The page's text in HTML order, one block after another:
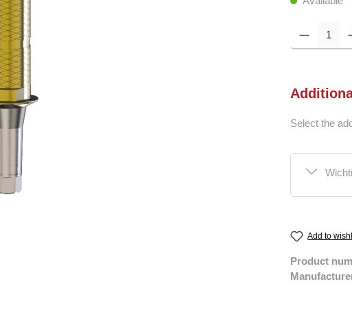
Product
Select the
Add to
Product